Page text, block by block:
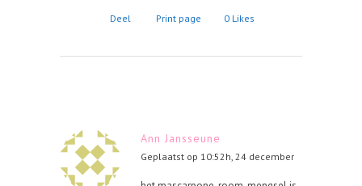
Deel Print page 0 Likes
Ann Jansseune
Geplaatst op 10:52h, 24 december